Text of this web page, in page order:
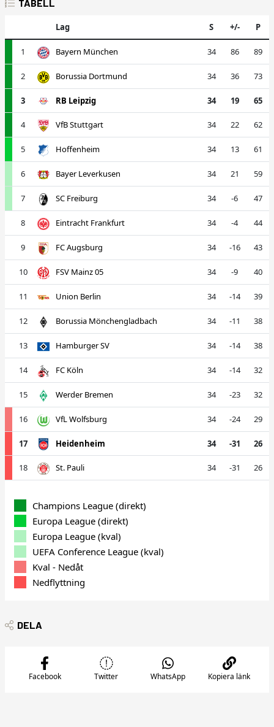
TABELL
Lag S +/- P
1 Bayern München 34 86 89
2 Borussia Dortmund 34 36 73
3 RB Leipzig 34 19 65
4 VfB Stuttgart 34 22 62
5 Hoffenheim 34 13 61
6 Bayer Leverkusen 34 21 59
7 SC Freiburg 34 -6 47
8 Eintracht Frankfurt 34 -4 44
9 FC Augsburg 34 -16 43
10 FSV Mainz 05 34 -9 40
11 Union Berlin 34 -14 39
12 Borussia Mönchengladbach 34 -11 38
13 Hamburger SV 34 -14 38
14 FC Köln 34 -14 32
15 Werder Bremen 34 -23 32
16 VfL Wolfsburg 34 -24 29
17 Heidenheim 34 -31 26
18 St. Pauli 34 -31 26
Champions League (direkt)
Europa League (direkt)
Europa League (kval)
UEFA Conference League (kval)
Kval - Nedåt
Nedflyttning
DELA
Facebook Twitter WhatsApp Kopiera länk